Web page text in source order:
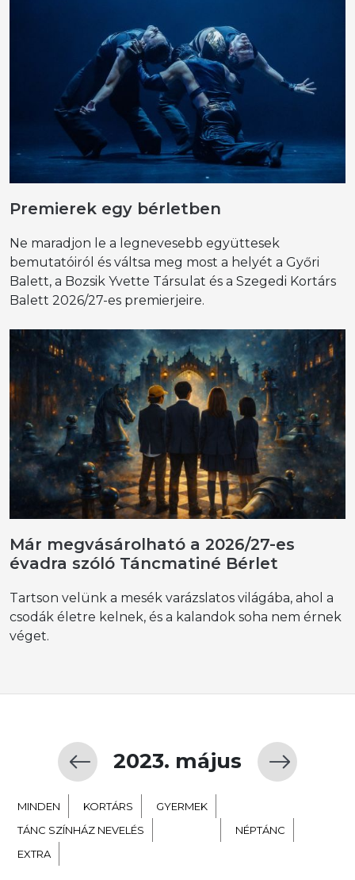
Premierek egy bérletben
Ne maradjon le a legnevesebb együttesek
bemutatóiról és váltsa meg most a helyét a Győri
Balett, a Bozsik Yvette Társulat és a Szegedi Kortárs
Balett 2026/27-es premierjeire.
Már megvásárolható a 2026/27-es
évadra szóló Táncmatiné Bérlet
Tartson velünk a mesék varázslatos világába, ahol a
csodák életre kelnek, és a kalandok soha nem érnek
véget.
2023. május
MINDEN KORTÁRS
GYERMEK
TÁNC SZÍNHÁZ NEVELÉS
NÉPTÁNC
EXTRA